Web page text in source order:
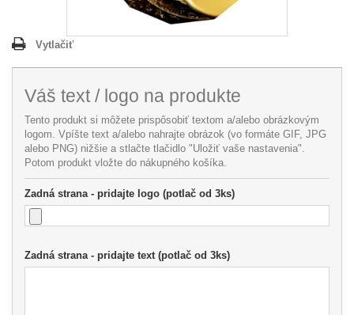
Vytlačiť
Váš text / logo na produkte
Tento produkt si môžete prispôsobiť textom a/alebo obrázkovým
logom. Vpíšte text a/alebo nahrajte obrázok (vo formáte GIF, JPG
alebo PNG) nižšie a stlačte tlačidlo "Uložiť vaše nastavenia".
Potom produkt vložte do nákupného košíka.
Zadná strana - pridajte logo (potlač od 3ks)
Zadná strana - pridajte text (potlač od 3ks)